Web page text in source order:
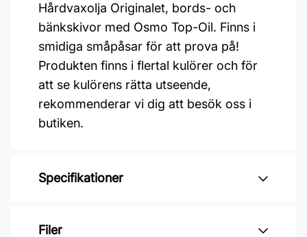
Hårdvaxolja Originalet, bords- och
bänkskivor med Osmo Top-Oil. Finns i
smidiga småpåsar för att prova på!
Produkten finns i flertal kulörer och för
att se kulörens rätta utseende,
rekommenderar vi dig att besök oss i
butiken.
Specifikationer
Varumärke: OSMO
Filer